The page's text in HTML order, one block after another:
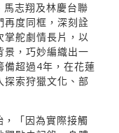
馬志翔及林慶台聯
再度同框，深刻詮
舵劇情長片，以
景，巧妙編織出一
備超過4年，在花蓮
索狩獵文化、部
「因為實際接觸